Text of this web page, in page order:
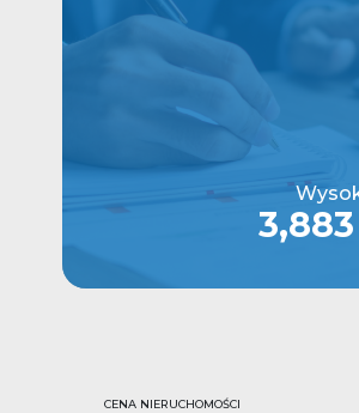
CENA NIERUCHOMOŚCI